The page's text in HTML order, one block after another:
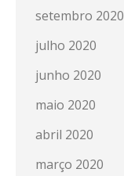
setembro 2020
julho 2020
junho 2020
maio 2020
abril 2020
março 2020